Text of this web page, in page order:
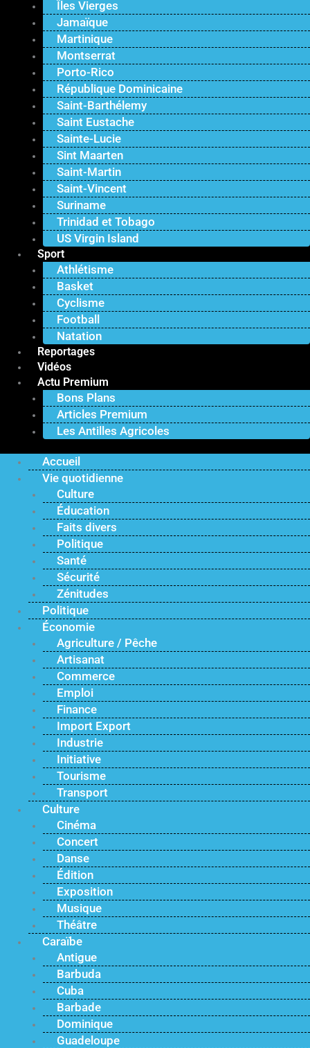
Îles Vierges
Jamaïque
Martinique
Montserrat
Porto-Rico
République Dominicaine
Saint-Barthélemy
Saint Eustache
Sainte-Lucie
Sint Maarten
Saint-Martin
Saint-Vincent
Suriname
Trinidad et Tobago
US Virgin Island
Sport
Athlétisme
Basket
Cyclisme
Football
Natation
Reportages
Vidéos
Actu Premium
Bons Plans
Articles Premium
Les Antilles Agricoles
Accueil
Vie quotidienne
Culture
Éducation
Faits divers
Politique
Santé
Sécurité
Zénitudes
Politique
Économie
Agriculture / Pêche
Artisanat
Commerce
Emploi
Finance
Import Export
Industrie
Initiative
Tourisme
Transport
Culture
Cinéma
Concert
Danse
Édition
Exposition
Musique
Théâtre
Caraïbe
Antigue
Barbuda
Cuba
Barbade
Dominique
Guadeloupe